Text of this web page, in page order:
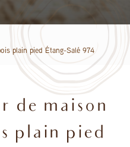
plain pied Étang-Salé 974
de maison
plain pied